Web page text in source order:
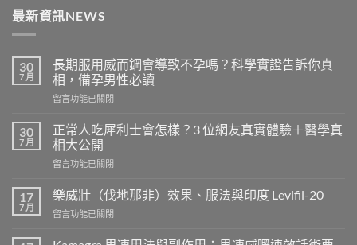
最新資訊NEWS
30
7 月
長期服用威而鋼會導致不孕嗎？科學實證告訴你真
相，備孕男性必讀
在
期
服
用
威
鋼
導
留言功能已關閉
30
7 月
正常人吃犀利士會怎樣？3 位網友真實體驗＋醫學真
相大公開
在
常
人
吃
留言功能已關閉
17
7 月
樂威壯（伐地那非）效果、服法與印度 Levifil-20
在
威
留言功能已關閉